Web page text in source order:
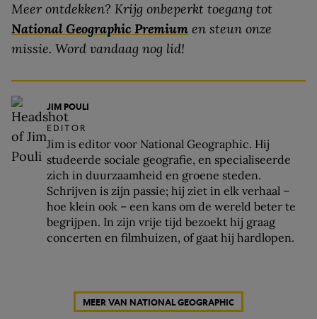
Meer ontdekken? Krijg onbeperkt toegang tot
National Geographic Premium en steun onze
missie. Word vandaag nog lid!
JIM POULI
EDITOR
Jim is editor voor National Geographic. Hij
studeerde sociale geografie, en specialiseerde
zich in duurzaamheid en groene steden.
Schrijven is zijn passie; hij ziet in elk verhaal –
hoe klein ook – een kans om de wereld beter te
begrijpen. In zijn vrije tijd bezoekt hij graag
concerten en filmhuizen, of gaat hij hardlopen.
MEER VAN NATIONAL GEOGRAPHIC